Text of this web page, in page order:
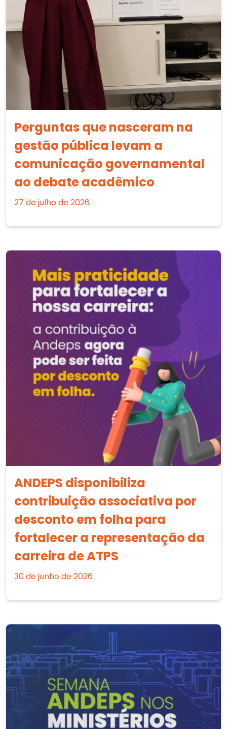
Perguntas que nasceram na
gestão pública levam a
comunicação governamental
ao debate acadêmico
27 de julho de 2026
ANDEPS disponibiliza
contribuição associativa por
desconto em folha para
fortalecer a representação da
carreira de ATPS
30 de junho de 2026